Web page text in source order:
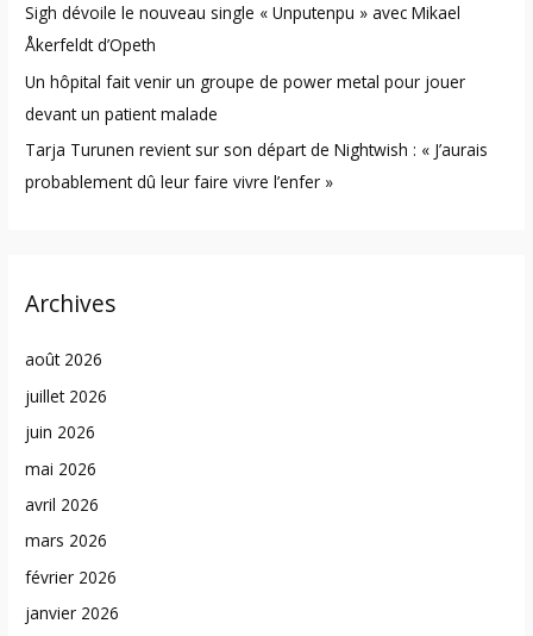
Sigh dévoile le nouveau single « Unputenpu » avec Mikael
Åkerfeldt d’Opeth
Un hôpital fait venir un groupe de power metal pour jouer
devant un patient malade
Tarja Turunen revient sur son départ de Nightwish : « J’aurais
probablement dû leur faire vivre l’enfer »
Archives
août 2026
juillet 2026
juin 2026
mai 2026
avril 2026
mars 2026
février 2026
janvier 2026